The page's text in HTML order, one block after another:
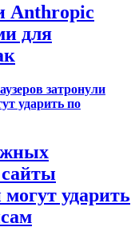
Anthropic
для
сайты
ударить